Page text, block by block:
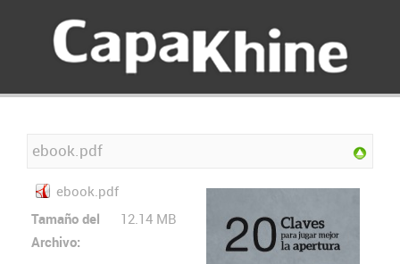
ebook.pdf
ebook.pdf
Tamaño del
Archivo:
12.14 MB